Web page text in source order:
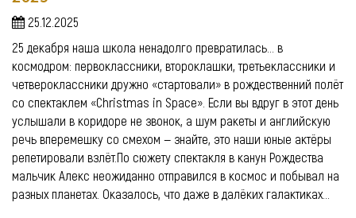
25.12.2025
25 декабря наша школа ненадолго превратилась… в
космодром: первоклассники, второклашки, третьеклассники и
четвероклассники дружно «стартовали» в рождественний полёт
со спектаклем «Christmas in Space». Если вы вдруг в этот день
услышали в коридоре не звонок, а шум ракеты и английскую
речь вперемешку со смехом — знайте, это наши юные актёры
репетировали взлёт. ​ По сюжету спектакля в канун Рождества
мальчик Алекс неожиданно отправился в космос и побывал на
разных планетах. Оказалось, что даже в далёких галактиках...